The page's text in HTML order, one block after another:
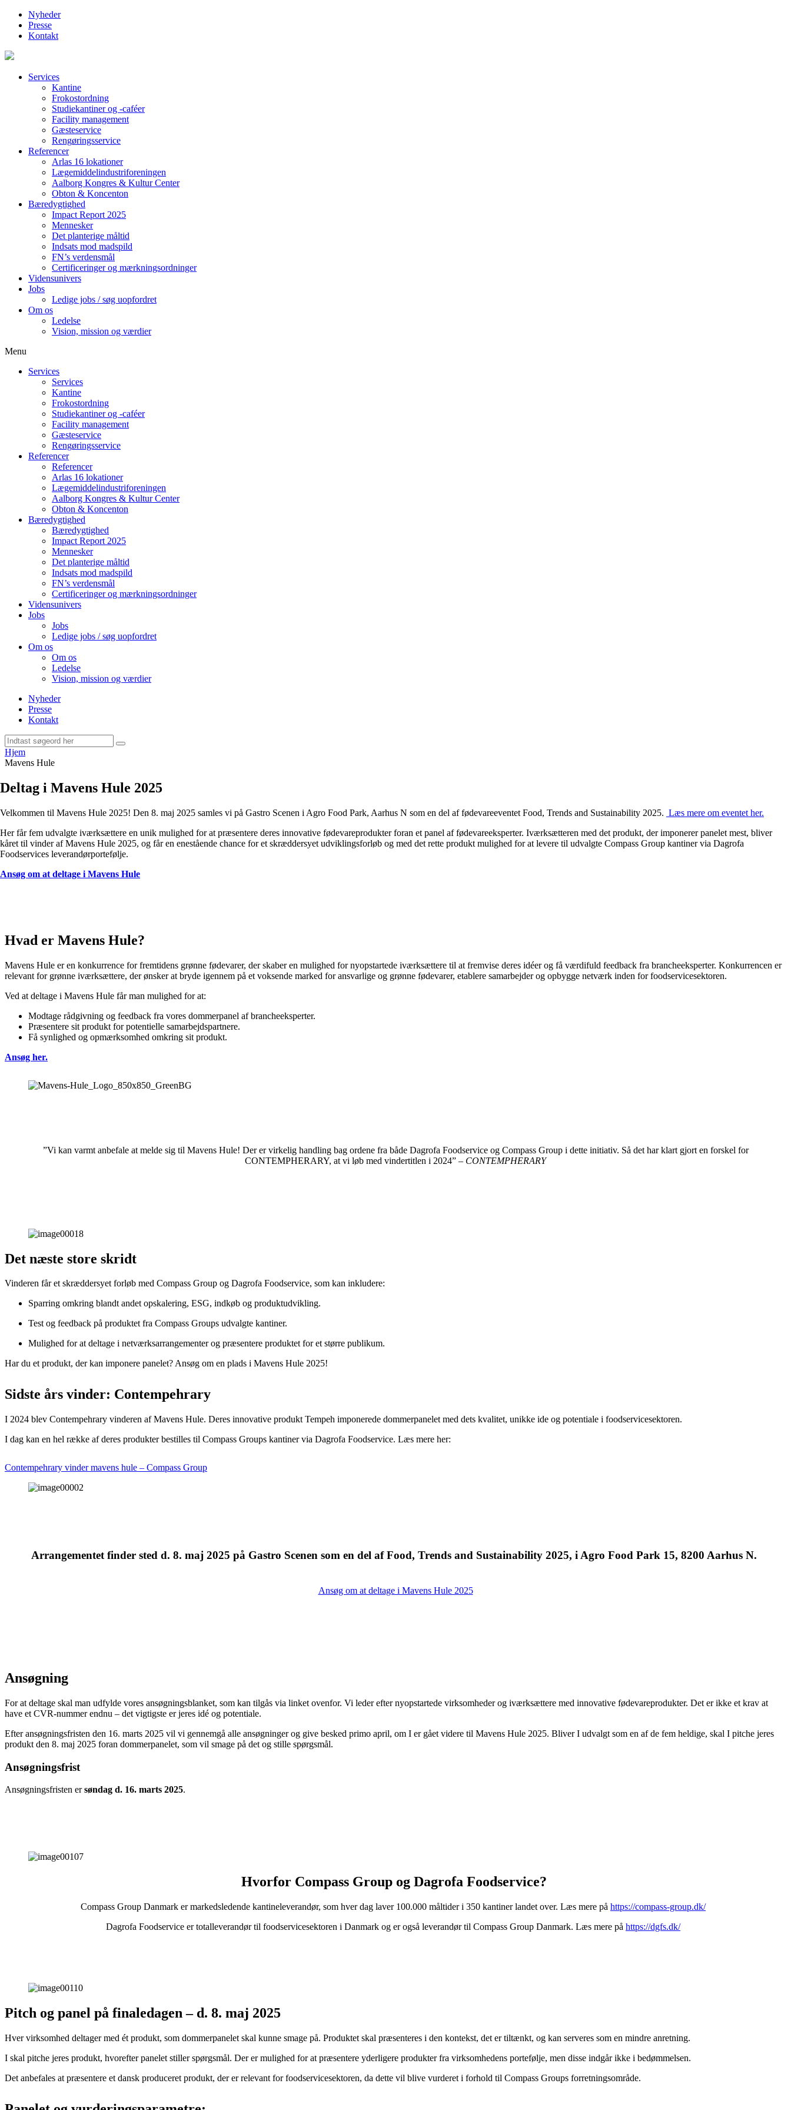
Nyheder
Presse
Kontakt
Services
Kantine
Frokostordning
Studiekantiner og -caféer
Facility management
Gæsteservice
Rengøringsservice
Referencer
Arlas 16 lokationer
Lægemiddelindustriforeningen
Aalborg Kongres & Kultur Center
Obton & Koncenton
Bæredygtighed
Impact Report 2025
Mennesker
Det planterige måltid
Indsats mod madspild
FN’s verdensmål
Certificeringer og mærkningsordninger
Vidensunivers
Jobs
Ledige jobs / søg uopfordret
Om os
Ledelse
Vision, mission og værdier
Menu
Services
Services
Kantine
Frokostordning
Studiekantiner og -caféer
Facility management
Gæsteservice
Rengøringsservice
Referencer
Referencer
Arlas 16 lokationer
Lægemiddelindustriforeningen
Aalborg Kongres & Kultur Center
Obton & Koncenton
Bæredygtighed
Bæredygtighed
Impact Report 2025
Mennesker
Det planterige måltid
Indsats mod madspild
FN’s verdensmål
Certificeringer og mærkningsordninger
Vidensunivers
Jobs
Jobs
Ledige jobs / søg uopfordret
Om os
Om os
Ledelse
Vision, mission og værdier
Nyheder
Presse
Kontakt
Hjem
Mavens Hule
Deltag i Mavens Hule 2025
Velkommen til Mavens Hule 2025! Den 8. maj 2025 samles vi på Gastro Scenen i Agro Food Park, Aarhus N som en del af fødevareeventet Food, Trends and Sustainability 2025. Læs mere om eventet her.
Her fårfem udvalgte iværksættere en unik mulighed for at præsentere deres innovative fødevareprodukterforan et panel af fødevareeksperter. Iværksætteren med det produkt, der imponerer panelet mest, bliver
kåret til vinder af Mavens Hule 2025, og får en enestående chance for et skræddersyet udviklingsforløb og med det rette produkt mulighed for at levere til udvalgte Compass Group kantiner via Dagrofa
Foodservices leverandørportefølje.
Ansøg om at deltage i Mavens Hule
Hvad er Mavens Hule?
Mavens Hule er en konkurrence forfremtidens grønne fødevarer, der skaber en mulighed fornyopstartede iværksættere til at fremvise deres idéer og få værdifuld feedback fra brancheeksperter. Konkurrencen er
relevant for grønne iværksættere, der ønsker at bryde igennem på et voksende marked foransvarlige og grønne fødevarer, etablere samarbejder og opbygge netværk inden for foodservicesektoren.
Ved at deltage i Mavens Hule fårman mulighed for at:
Modtage rådgivning og feedback fra vores dommerpanel af brancheeksperter.
Præsentere sit produkt for potentielle samarbejdspartnere.
Få synlighed og opmærksomhed omkring sit produkt.
Ansøg her.
”Vi kan varmt anbefale at melde sig til Mavens Hule! Der er virkelig handling bag ordene fra både Dagrofa Foodservice og Compass Group i dette initiativ. Så det har klart gjort en forskel for
CONTEMPHERARY, at vi løb med vindertitlen i 2024” – CONTEMPHERARY
Det næste store skridt
Vinderen får et skræddersyet forløb med Compass Group og Dagrofa Foodservice, som kan inkludere:
Sparring omkring blandt andet opskalering, ESG, indkøb og produktudvikling.
Test og feedback på produktet fra Compass Groups udvalgte kantiner.
Mulighed for at deltage i netværksarrangementer og præsentere produktet for et større publikum.
Har du et produkt, der kan imponere panelet? Ansøg om en plads i Mavens Hule 2025!
Sidste års vinder: Contempehrary
I 2024 blev Contempehrary vinderen af Mavens Hule. Deres innovative produkt Tempeh imponerede dommerpanelet med dets kvalitet, unikke ide og potentiale i foodservicesektoren.
I dag kan en hel række af deres produkter bestilles til Compass Groups kantiner via Dagrofa Foodservice. Læs mere her:
Contempehrary vinder mavens hule – Compass Group
Arrangementet finder sted d. 8. maj 2025 på Gastro Scenen som en del af Food, Trends and Sustainability 2025, i Agro Food Park 15, 8200 Aarhus N.
Ansøg om at deltage i Mavens Hule 2025
Ansøgning
For at deltage skal man udfylde vores ansøgningsblanket, som kan tilgås via linket ovenfor. Vi leder efter nyopstartede virksomheder og iværksættere med innovative fødevareprodukter. Det er ikke et krav at
have et CVR-nummer endnu – det vigtigste er jeres idé og potentiale.
Efter ansøgningsfristen den 16. marts 2025 vil vi gennemgå alle ansøgninger og give besked primo april, om I er gået videre til Mavens Hule 2025. Bliver I udvalgt som en af de fem heldige, skal I pitche jeres
produkt den 8. maj 2025 foran dommerpanelet, som vil smage på det og stille spørgsmål.
Ansøgningsfrist
Ansøgningsfristen ersøndag d. 16. marts 2025.
Hvorfor Compass Group og Dagrofa Foodservice?
Compass Group Danmark er markedsledende kantineleverandør, som hver dag laver 100.000 måltider i 350 kantiner landet over. Læs mere på https://compass-group.dk/
Dagrofa Foodservice er totalleverandør til foodservicesektoren i Danmark og er også leverandør til Compass Group Danmark. Læs mere på https://dgfs.dk/
Pitch og panel på finaledagen – d. 8. maj 2025
Hver virksomhed deltager med ét produkt, som dommerpanelet skal kunne smage på. Produktet skal præsenteres i den kontekst, det er tiltænkt, og kan serveres som en mindre anretning.
I skal pitche jeres produkt, hvorefter panelet stiller spørgsmål. Der er mulighed for at præsentere yderligere produkter fra virksomhedens portefølje, men disse indgår ikke i bedømmelsen.
Det anbefales at præsentere et dansk produceret produkt, der er relevant for foodservicesektoren, da dette vil blive vurderet i forhold til Compass Groups forretningsområde.